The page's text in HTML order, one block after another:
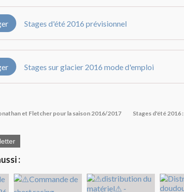
Stages d'été 2016 prévisionnel
Stages sur glacier 2016 mode d'emploi
et Fletcher pour la saison 2016/2017 Stages d'été 2016
: